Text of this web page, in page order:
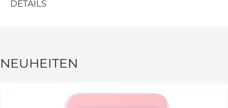
DETAILS
NEUHEITEN